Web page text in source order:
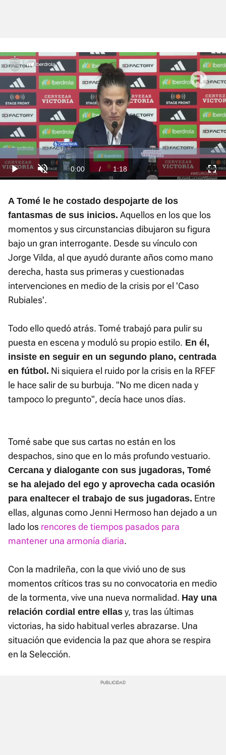
Play Unmute Current
0:00 / Duration
1:18
Loaded
:
15.28%
A Tomé le he costado despojarte de los
fantasmas de sus inicios. Aquellos en los que los
momentos y sus circunstancias dibujaron su figura
bajo un gran interrogante. Desde su vínculo con
Jorge Vilda, al que ayudó durante años como mano
derecha, hasta sus primeras y cuestionadas
intervenciones en medio de la crisis por el 'Caso
Rubiales'.
Todo ello quedó atrás. Tomé trabajó para pulir su
puesta en escena y moduló su propio estilo. En él,
insiste en seguir en un segundo plano, centrada
en fútbol. Ni siquiera el ruido por la crisis en la RFEF
le hace salir de su burbuja. "No me dicen nada y
tampoco lo pregunto", decía hace unos días.
Tomé sabe que sus cartas no están en los
despachos, sino que en lo más profundo vestuario.
Cercana y dialogante con sus jugadoras, Tomé
se ha alejado del ego y aprovecha cada ocasión
para enaltecer el trabajo de sus jugadoras. Entre
ellas, algunas como Jenni Hermoso han dejado a un
lado los rencores de tiempos pasados para
mantener una armonía diaria.
Con la madrileña, con la que vivió uno de sus
momentos críticos tras su no convocatoria en medio
de la tormenta, vive una nueva normalidad. Hay una
relación cordial entre ellas y, tras las últimas
victorias, ha sido habitual verles abrazarse. Una
situación que evidencia la paz que ahora se respira
en la Selección.